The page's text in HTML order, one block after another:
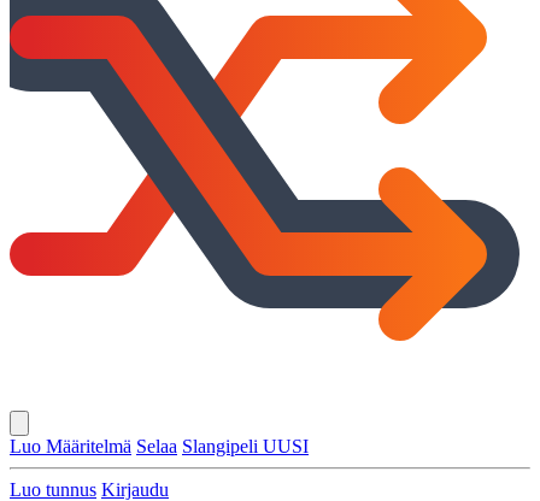
Luo Määritelmä Selaa Slangipeli UUSI
Luo tunnus Kirjaudu